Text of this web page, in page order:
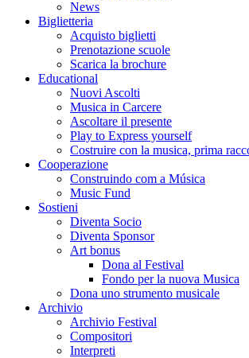
News
Biglietteria
Acquisto biglietti
Prenotazione scuole
Scarica la brochure
Educational
Nuovi Ascolti
Musica in Carcere
Ascoltare il presente
Play to Express yourself
Costruire con la musica, prima
Cooperazione
Construindo com a Música
Music Fund
Sostieni
Diventa Socio
Diventa Sponsor
Art bonus
Dona al Festival
Fondo per la nuova Musica
Dona uno strumento musicale
Archivio
Archivio Festival
Compositori
Interpreti